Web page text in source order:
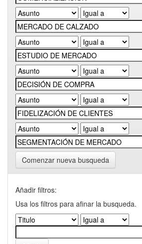
Comenzar nueva busqueda
Añadir filtros:
Usa los filtros para afinar la busqueda.